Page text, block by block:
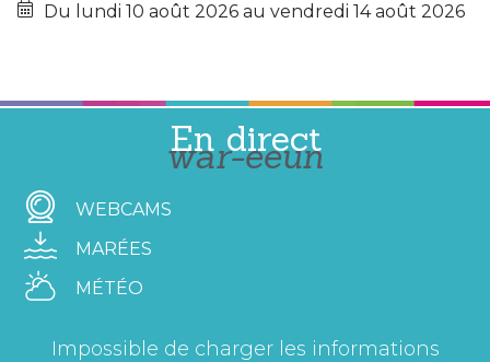
Du lundi 10 août 2026 au vendredi 14 août 2026
En direct
war-eeun
WEBCAMS
MARÉES
MÉTÉO
Impossible de charger les informations